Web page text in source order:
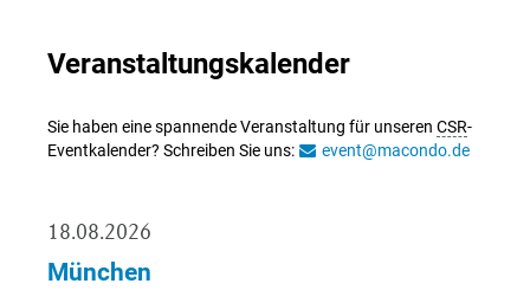
Veranstaltungskalender
Sie haben eine spannende Veranstaltung für unseren CSR-
Eventkalender? Schreiben Sie uns:
event@macondo.de
18.08.2026
München